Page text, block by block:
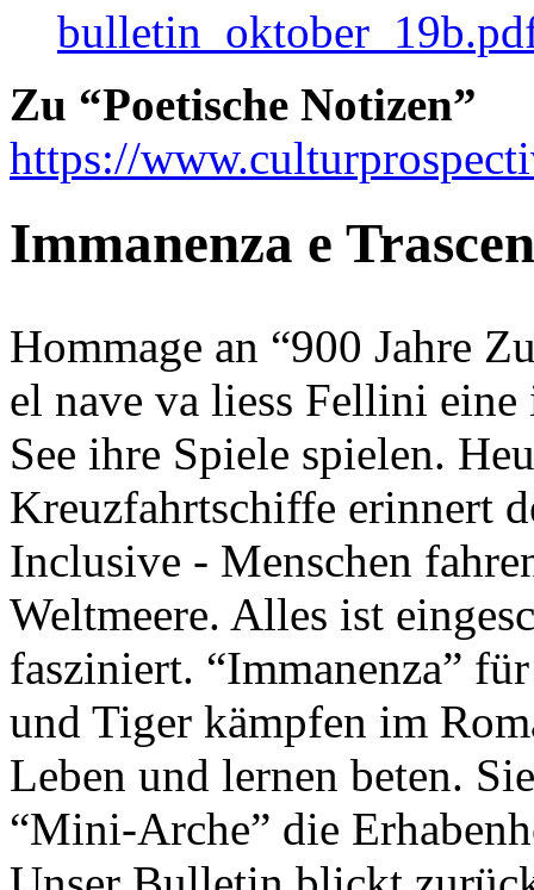
Zu “Poetische Notizen”
https://
Immanenza e
Hommage an “900 Jahre
el nave va liess Fellini
See ihre Spiele spielen.
Kreuzfahrtschiffe erinnert
Inclusive - Menschen
Weltmeere. Alles ist
fasziniert. “Immanenza”
und Tiger kämpfen im
Leben und lernen beten.
“Mini-Arche” die